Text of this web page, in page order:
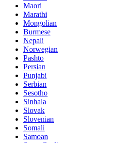
Maori
Marathi
Mongolian
Burmese
Nepali
Norwegian
Pashto
Persian
Punjabi
Serbian
Sesotho
Sinhala
Slovak
Slovenian
Somali
Samoan